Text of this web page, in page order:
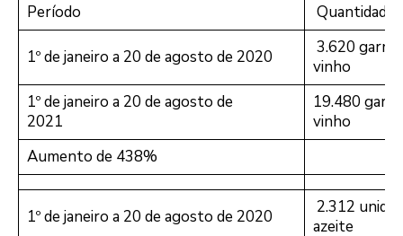
Período
1º de janeiro a 20 de agosto de 2020
3.620
vinho
1º de janeiro a 20 de agosto de
2021
19.480
vinho
Aumento de 438%
1º de janeiro a 20 de agosto de 2020
2.312
azeite